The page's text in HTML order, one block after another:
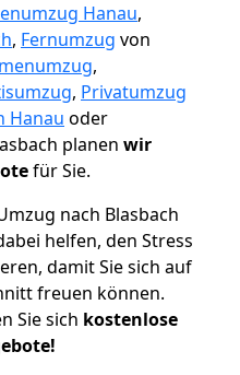
Hanau,
, Fernumzug von
,
, Privatumzug
Hanau oder
planen wir
für Sie.
nach Blasbach
helfen, den Stress
damit Sie sich auf
freuen können.
Sie sich kostenlose